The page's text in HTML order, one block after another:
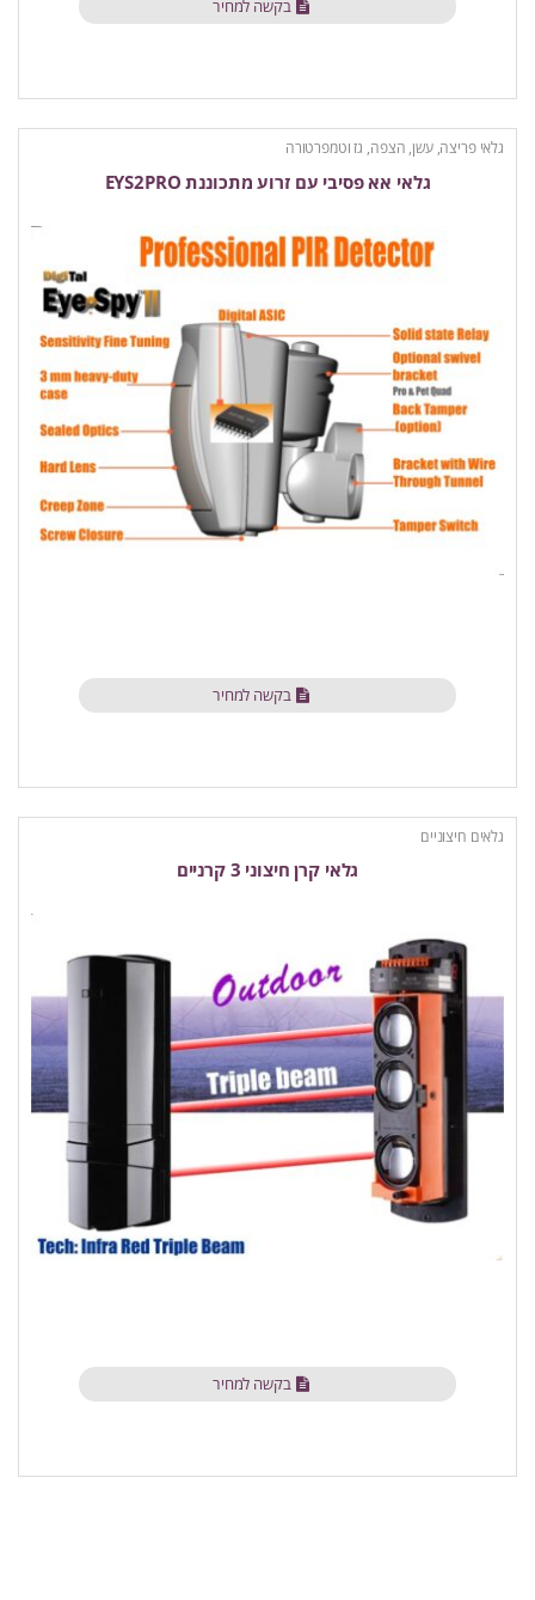
בקשה למחיר
גלאי פריצה, עשן, הצפה, גז וטמפרטורה
גלאי אא פסיבי עם זרוע מתכוננת EYS2PRO
בקשה למחיר
גלאים חיצוניים
גלאי קרן חיצוני 3 קרניים
בקשה למחיר